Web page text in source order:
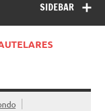
SIDEBAR